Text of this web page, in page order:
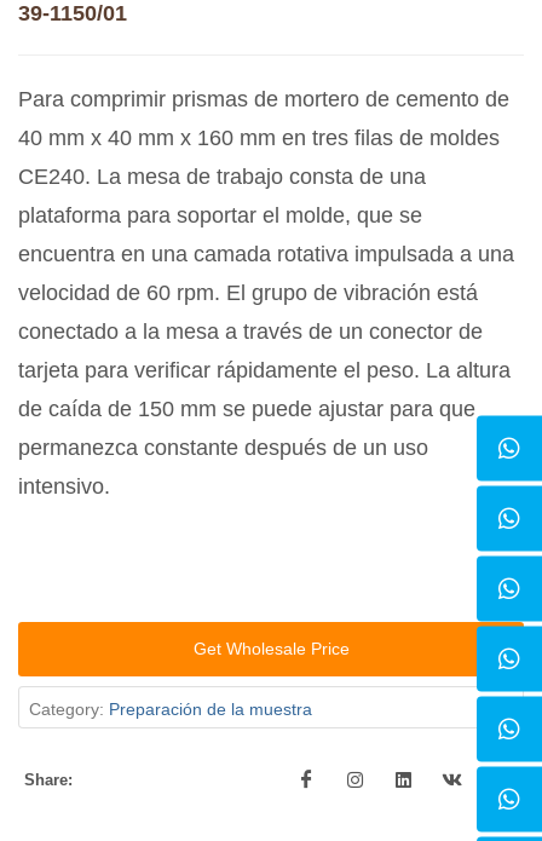
39-1150/01
Para comprimir prismas de mortero de cemento de
40 mm x 40 mm x 160 mm en tres filas de moldes
CE240. La mesa de trabajo consta de una
plataforma para soportar el molde, que se
encuentra en una camada rotativa impulsada a una
velocidad de 60 rpm. El grupo de vibración está
conectado a la mesa a través de un conector de
tarjeta para verificar rápidamente el peso. La altura
de caída de 150 mm se puede ajustar para que
permanezca constante después de un uso
intensivo.
Get Wholesale Price
Category: Preparación de la muestra
Share: